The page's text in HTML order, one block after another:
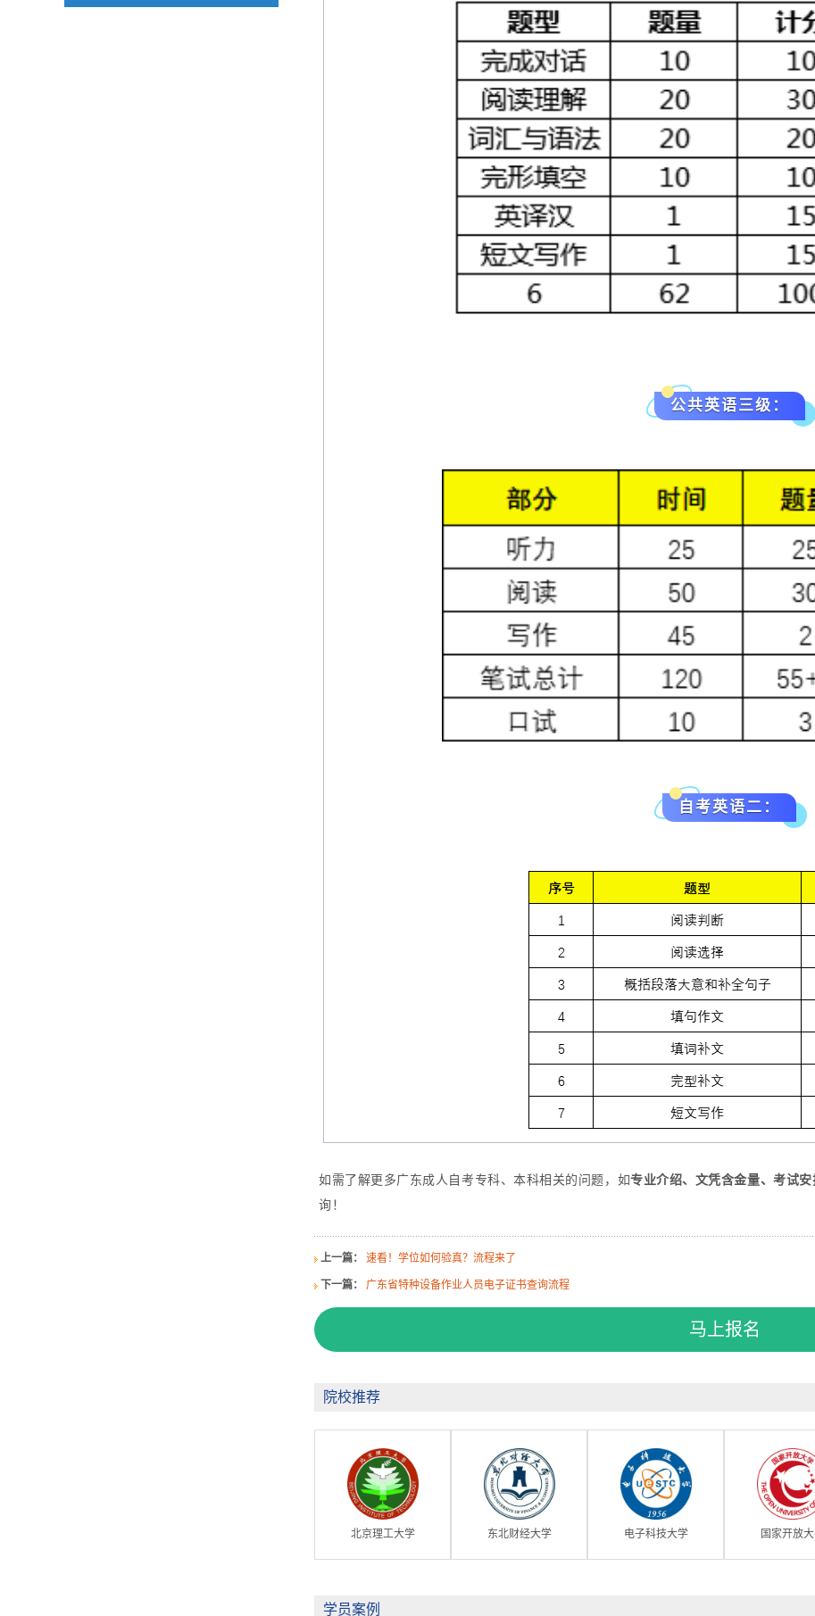
公共英语三级：
自考英语二：
如需了解更多广东成人自考专科、本科相关的问题，如专业介绍、文凭含金量、考试
询！
上一篇： 速看！学位如何验真？流程来了
下一篇： 广东省特种设备作业人员电子证书查询流程
马上报名
院校推荐
北京理工大学 东北财经大学 电子科技大学 国家开放
学员案例